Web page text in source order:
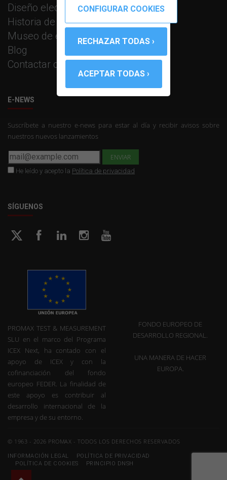
Diseño electrónico e I+D
Historia de PROMAX
Museo de equipos PROMAX
Blog
Contactar con PROMAX
E-NEWS
Suscríbete a nuestro e-news para estar al día y recibir avisos sobre
nuestros nuevos lanzamientos
He leído y acepto la Política de privacidad
SÍGUENOS
PROMAX TEST & MEASUREMENT
SLU en el marco del Programa
ICEX Next, ha contado con el
apoyo de ICEX y con la
cofinanciación del fondo
europeo FEDER. La finalidad de
este apoyo es contribuir al
desarrollo internacional de la
empresa y de su entorno.
FONDO EUROPEO DE
DESARROLLO REGIONAL.
UNA MANERA DE HACER
EUROPA.
© 1963 - 2026 PROMAX - TODOS LOS DERECHOS RESERVADOS
INFORMACIÓN LEGAL
POLÍTICA DE PRIVACIDAD
POLÍTICA DE COOKIES
PRINCIPIO DNSH